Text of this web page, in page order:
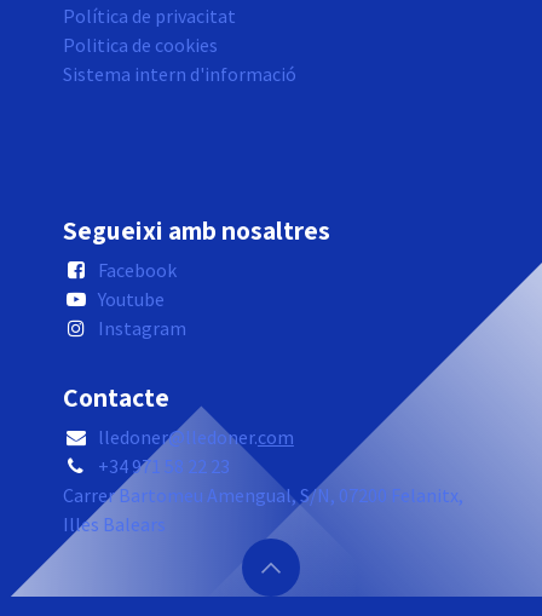
Política de privacitat
Politica de cookies
Sistema intern d'informació
Segueixi amb nosaltres
Facebook
Youtube
Instagram
Contacte
lledoner@lledoner.com
+34 971 58 22 23
Carrer Bartomeu Amengual, S/N, 07200 Felanitx,
Illes Balears